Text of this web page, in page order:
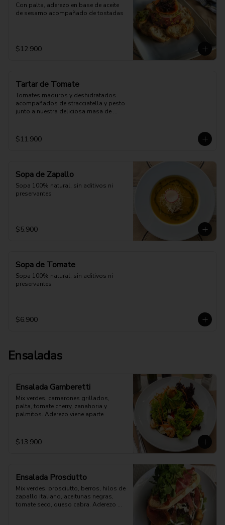
Con palta, aderezo en base de aceite
de sesamo acompañado de tostadas
$12.900
Tartar de Tomate
Tomates maduros y deshidratados
acompañados de stracciatella y pesto
junto a nuestra deliciosa masa de
$11.900
Sopa de Zapallo
Sopa 100% natural, sin aditivos ni
preservantes
$5.900
Sopa de Tomate
Sopa 100% natural, sin aditivos ni
preservantes
$6.900
Ensaladas
Ensalada Gamberetti
Mix verdes, camarones grillados,
palta, tomate cherry, zanahoria y
palmitos. Aderezo viene aparte
$13.900
Ensalada Prosciutto
Mix verdes, prosciutto, berros, hilos de
zapallo italiano, aceitunas negras,
tomate seco, queso cabra. Aderezo